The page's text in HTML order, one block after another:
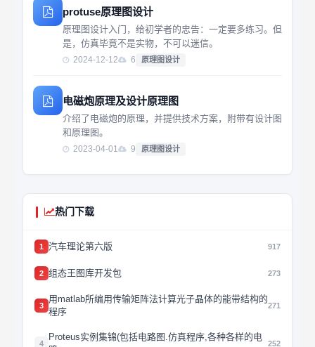
protuse原理图设计
原理图设计入门，给初学者的忠告：一定要多练习。但
是，仿真毕竟不是实物，不可以迷信。
2024-12-12 6 原理图设计
电磁炮原理及设计原理图
介绍了电磁炮的原理，并提供技术方案，附带有设计图
和原理图。
2023-04-01 9 原理图设计
热门下载
1 汽车理论第六版 917
2 组态王图库开发包 273
3
用matlab所编用传输矩阵法计算光子晶体的能带结构的
程序
271
4
Proteus实例集锦(包括电路图.仿真程序,各种各样的电
252